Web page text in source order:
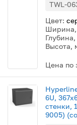
TWL-
Цвет:
Высота,
Цена по
6U,
стенки,
9005)